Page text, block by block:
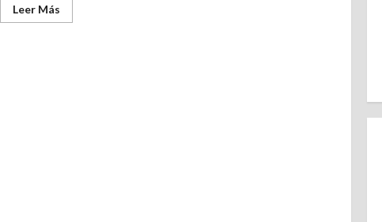
Leer MásLeer
más